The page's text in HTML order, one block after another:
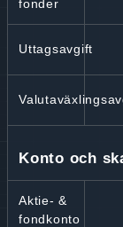
fonder
Uttagsavgift
Konto och
Aktie- &
fondkonto